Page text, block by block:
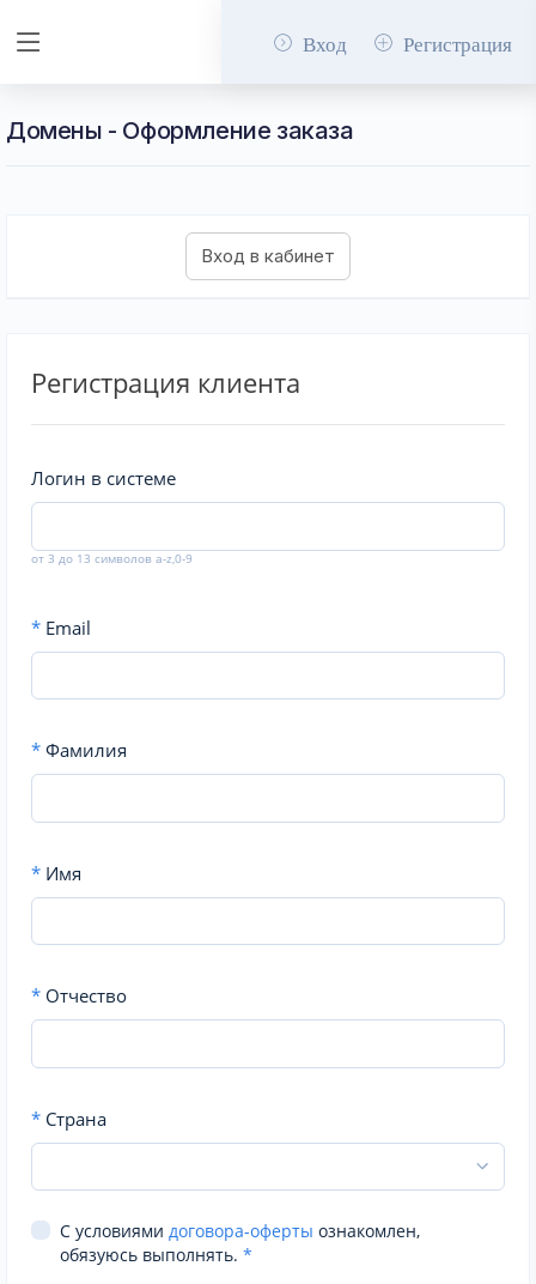
Вход Регистрация
Домены - Оформление заказа
Регистрация клиента
Логин в системе
от 3 до 13 символов a-z,0-9
* Email
* Фамилия
* Имя
* Отчество
* Страна
С условиями договора-оферты ознакомлен,
обязуюсь выполнять. *